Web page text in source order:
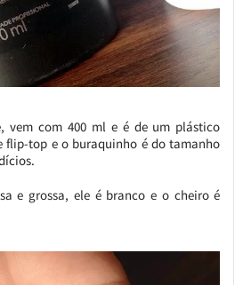
vem com 400 ml e é de um plástico
flip-top e o buraquinho é do tamanho
e grossa, ele é branco e o cheiro é